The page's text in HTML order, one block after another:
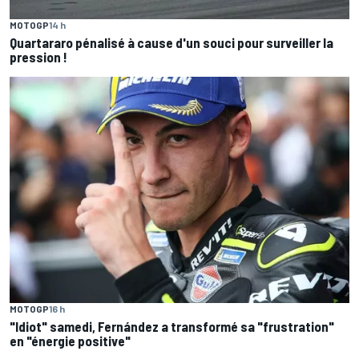
MOTOGP14 h
Quartararo pénalisé à cause d'un souci pour surveiller la
pression !
MOTOGP16 h
"Idiot" samedi, Fernández a transformé sa "frustration"
en "énergie positive"